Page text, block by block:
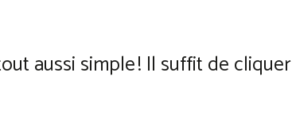
aussi simple ! Il suffit de cliquer